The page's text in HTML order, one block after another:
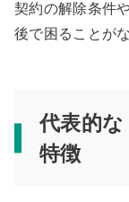
契約の解除条件
後で困ることが
代表的
特徴